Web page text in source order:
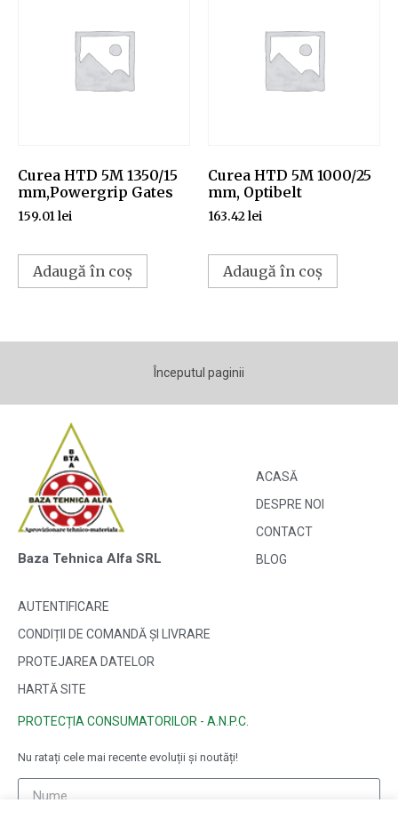
Curea HTD 5M 1350/15
mm,Powergrip Gates
159.01lei
Adaugă în coș
Curea HTD 5M 1000/25
mm, Optibelt
163.42lei
Adaugă în coș
Începutul paginii
Baza Tehnica Alfa SRL
ACASĂ
DESPRE NOI
CONTACT
BLOG
AUTENTIFICARE
CONDIȚII DE COMANDĂ ȘI LIVRARE
PROTEJAREA DATELOR
HARTĂ SITE
PROTECȚIA CONSUMATORILOR - A.N.P.C.
Nu ratați cele mai recente evoluții și noutăți!